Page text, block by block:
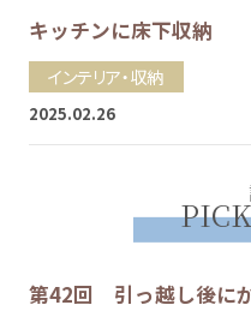
キッチンに床下収納
インテリア・収納
2025.02.26
第42回 引っ越し後に